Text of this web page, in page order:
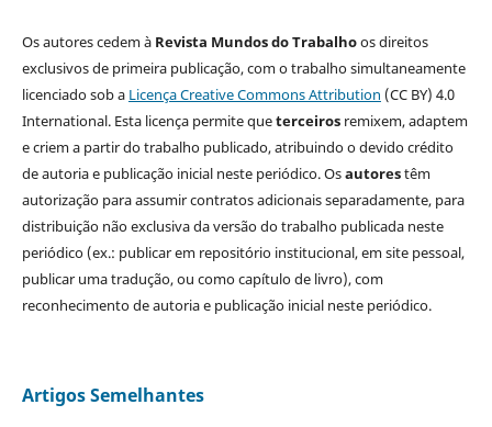
Os autores cedem à Revista Mundos do Trabalhoos direitos
exclusivos de primeira publicação, com o trabalho simultaneamente
licenciado sob a Licença Creative Commons Attribution (CC BY) 4.0
International. Esta licença permite queterceirosremixem, adaptem
e criem a partir do trabalho publicado, atribuindo o devido crédito
de autoria e publicação inicial neste periódico. Osautorestêm
autorização para assumir contratos adicionais separadamente, para
distribuição não exclusiva da versão do trabalho publicada neste
periódico (ex.: publicar em repositório institucional, em site pessoal,
publicar uma tradução, ou como capítulo de livro), com
reconhecimento de autoria e publicação inicial neste periódico.
Artigos Semelhantes